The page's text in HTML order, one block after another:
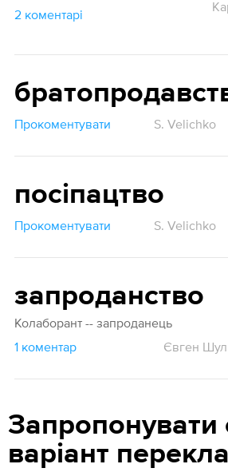
2 коментарі
Прокоментувати S. Velichko
посіпацтво
Прокоментувати S. Velichko
запроданство
Колаборант -- запроданець
1 коментар
Євген
Запропонувати
варіант